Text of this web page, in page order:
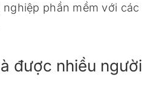
phần mềm với các
được nhiều người